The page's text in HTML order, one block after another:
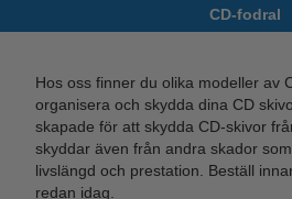
CD-fodral
Hos oss finner du olika modeller av
organisera och skydda dina CD
skapade för att skydda CD-skivor
skyddar även från andra skador
livslängd och prestation. Beställ
redan idag.